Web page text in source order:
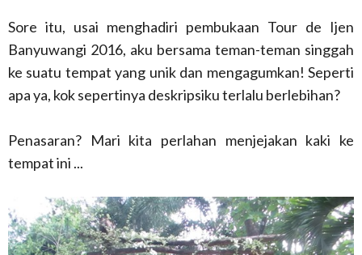
Sore itu, usai menghadiri pembukaan Tour de Ijen
Banyuwangi 2016, aku bersama teman-teman singgah
ke suatu tempat yang unik dan mengagumkan! Seperti
apa ya, kok sepertinya deskripsiku terlalu berlebihan?
Penasaran? Mari kita perlahan menjejakan kaki ke
tempat ini ...